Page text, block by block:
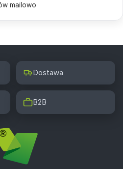
mailowo
Dostawa
B2B